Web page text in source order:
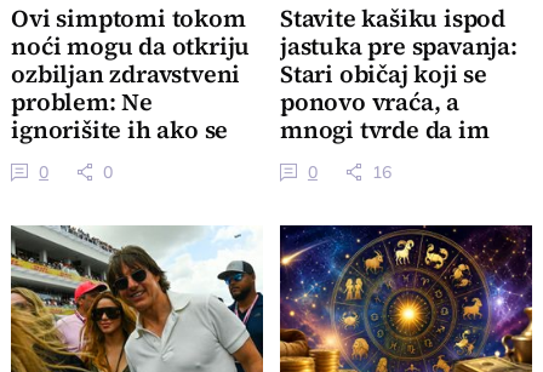
Ovi simptomi tokom
noći mogu da otkriju
ozbiljan zdravstveni
problem: Ne
ignorišite ih ako se
često ponavljaju
0 0
Stavite kašiku ispod
jastuka pre spavanja:
Stari običaj koji se
ponovo vraća, a
mnogi tvrde da im
pomaže
0 16